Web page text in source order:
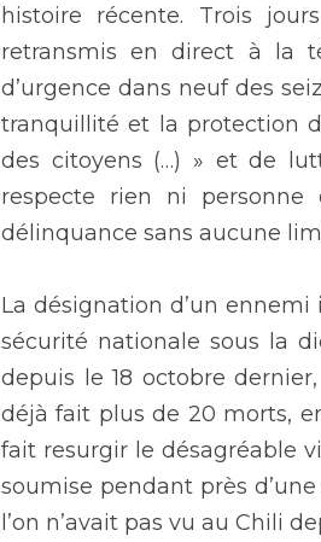
histoire récente. Trois
retransmis en direct à la
d’urgence dans neuf des
tranquillité et la protection
des citoyens (…) » et de
respecte rien ni
délinquance sans aucune
La désignation d’un
sécurité nationale sous la
depuis le 18 octobre
déjà fait plus de 20 morts,
fait resurgir le désagréable
soumise pendant près
l’on n’avait pas vu au Chili